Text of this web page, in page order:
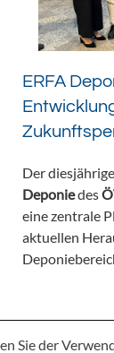
ERFA
Der diesjährige
Deponiedes
eine zentrale
aktuellen
Sie der